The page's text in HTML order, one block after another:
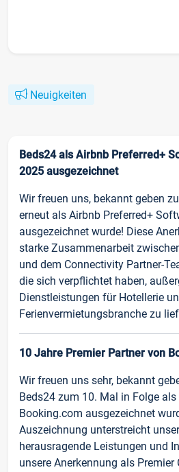
Neuigkeiten
Beds24 als Airbnb Preferred+
2025 ausgezeichnet
Wir freuen uns, bekannt geben
erneut als Airbnb Preferred+
ausgezeichnet wurde! Diese
starke Zusammenarbeit
und dem Connectivity Partner-
die sich verpflichtet haben,
Dienstleistungen für Hotellerie
Ferienvermietungsbranche zu
10 Jahre Premier Partner von
Wir freuen uns sehr, bekannt
Beds24 zum 10. Mal in Folge
Booking.com ausgezeichnet
Auszeichnung unterstreicht
herausragende Leistungen und
unsere Anerkennung als